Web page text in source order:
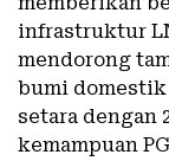
infrastruktur
mendorong
bumi domestik
setara dengan
kemampuan